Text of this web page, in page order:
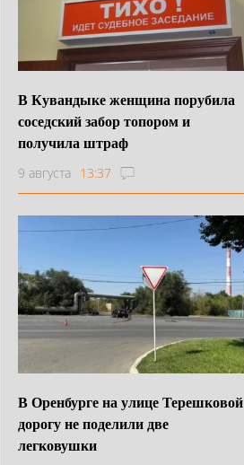
В Кувандыке женщина порубила
соседский забор топором и
получила штраф
9 августа 13:37
В Оренбурге на улице Терешковой
дорогу не поделили две
легковушки